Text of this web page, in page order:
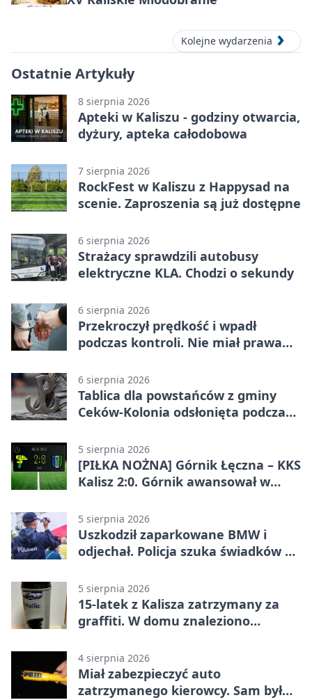
Kolejne wydarzenia
Ostatnie Artykuły
8 sierpnia 2026
Apteki w Kaliszu - godziny otwarcia,
dyżury, apteka całodobowa
7 sierpnia 2026
RockFest w Kaliszu z Happysad na
scenie. Zaproszenia są już dostępne
6 sierpnia 2026
Strażacy sprawdzili autobusy
elektryczne KLA. Chodzi o sekundy
6 sierpnia 2026
Przekroczył prędkość i wpadł
podczas kontroli. Nie miał prawa
6 sierpnia 2026
Tablica dla powstańców z gminy
Ceków-Kolonia odsłonięta podczas
5 sierpnia 2026
[PIŁKA NOŻNA] Górnik Łęczna – KKS
Kalisz 2:0. Górnik awansował w
5 sierpnia 2026
Uszkodził zaparkowane BMW i
odjechał. Policja szuka świadków w
5 sierpnia 2026
15-latek z Kalisza zatrzymany za
graffiti. W domu znaleziono
4 sierpnia 2026
Miał zabezpieczyć auto
zatrzymanego kierowcy. Sam był